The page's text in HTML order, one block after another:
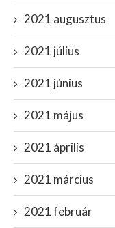
2021 augusztus
2021 július
2021 június
2021 május
2021 április
2021 március
2021 február